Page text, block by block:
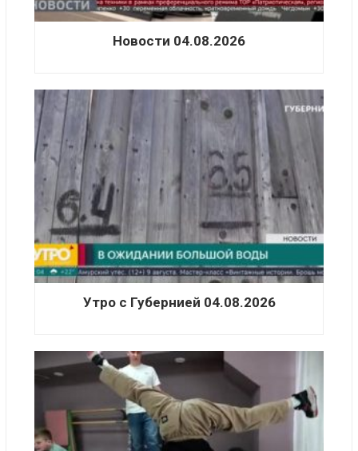
Новости 04.08.2026
Утро с Губернией 04.08.2026